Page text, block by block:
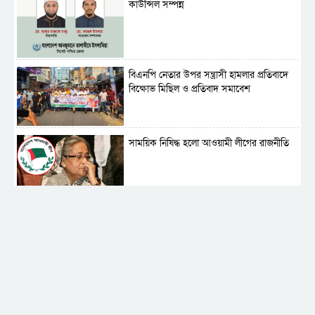
কাউন্সিল সম্পন্ন
বিএনপি নেতার উপর সন্ত্রাসী হামলার প্রতিবাদে
বিক্ষোভ মিছিল ও প্রতিবাদ সমাবেশ
সাময়িক নিষিদ্ধ হলো আওয়ামী লীগের রাজনীতি